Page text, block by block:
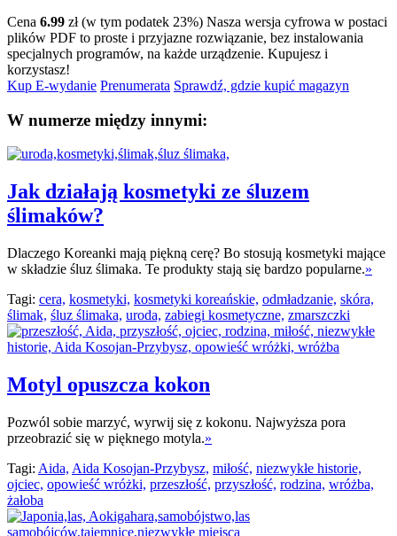
Cena 6.99 zł (w tym podatek 23%) Nasza wersja cyfrowa w postaci
plików PDF to proste i przyjazne rozwiązanie, bez instalowania
specjalnych programów, na każde urządzenie. Kupujesz i
korzystasz!
Kup E-wydanie Prenumerata Sprawdź, gdzie kupić magazyn
W numerze między innymi:
Jak działają kosmetyki ze śluzem
ślimaków?
Dlaczego Koreanki mają piękną cerę? Bo stosują kosmetyki mające
w składzie śluz ślimaka. Te produkty stają się bardzo popularne.»
Tagi: cera, kosmetyki, kosmetyki koreańskie, odmładzanie, skóra,
ślimak, śluz ślimaka, uroda, zabiegi kosmetyczne, zmarszczki
Motyl opuszcza kokon
Pozwól sobie marzyć, wyrwij się z kokonu. Najwyższa pora
przeobrazić się w pięknego motyla.»
Tagi: Aida, Aida Kosojan-Przybysz, miłość, niezwykłe historie,
ojciec, opowieść wróżki, przeszłość, przyszłość, rodzina, wróżba,
żałoba